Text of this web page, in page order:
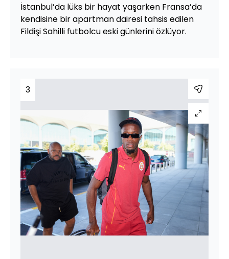
İstanbul’da lüks bir hayat yaşarken Fransa’da
kendisine bir apartman dairesi tahsis edilen
Fildişi Sahilli futbolcu eski günlerini özlüyor.
3